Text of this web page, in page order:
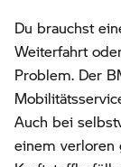
Du brauchst
Weiterfahrt
Problem. Der
Auch bei
einem verloren